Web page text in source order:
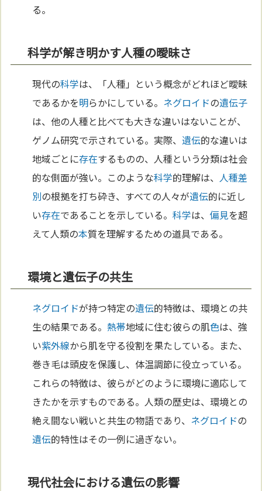
る。
科学が解き明かす人種の曖昧さ
現代の科学は、「人種」という概念がどれほど曖昧
であるかを明らかにしている。 ネグロイドの遺伝子
は、他の人種と比べても大きな違いはないことが、
ゲノム研究で示されている。実際、遺伝的な違いは
地域ごとに存在するものの、人種という分類は社会
的な側面が強い。このような科学的理解は、 人種差
別の根拠を打ち砕き、すべての人々が遺伝的に近し
い存在であることを示している。科学は、偏見を超
えて人類の本質を理解するための道具である。
環境と遺伝子の共生
ネグロイドが持つ特定の遺伝的特徴は、環境との共
生の結果である。熱帯地域に住む彼らの肌色は、強
い紫外線から肌を守る役割を果たしている。また、
巻き毛は頭皮を保護し、体温調節に役立っている。
これらの特徴は、彼らがどのように環境に適応して
きたかを示すものである。人類の歴史は、環境との
絶え間ない戦いと共生の物語であり、 ネグロイドの
遺伝的特性はその一例に過ぎない。
現代社会における遺伝の影響